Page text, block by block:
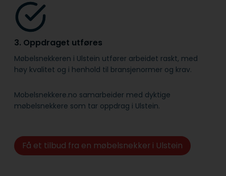
3. Oppdraget utføres
Møbelsnekkeren i Ulstein utfører arbeidet raskt, med
høy kvalitet og i henhold til bransje­normer og krav.
Mobelsnekkere.no samarbeider med dyktige
møbelsnekkere som tar oppdrag i Ulstein.
Få et tilbud fra en møbelsnekker i Ulstein